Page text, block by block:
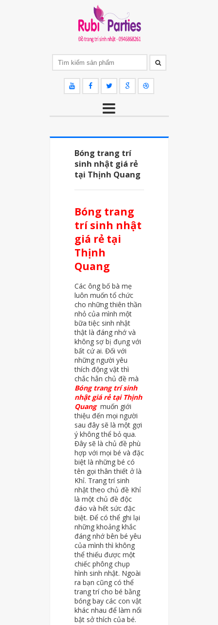
Bóng trang trí
sinh nhật giá rẻ
tại Thịnh Quang
Bóng trang
trí sinh nhật
giá rẻ tại
Thịnh
Quang
Các ông bố bà mẹ
luôn muốn tổ chức
cho những thiên thần
nhỏ của mình một
bữa tiệc sinh nhật
thật là đáng nhớ và
không sợ bị đụng với
bất cứ ai. Đối với
những người yêu
thích động vật thì
chắc hẳn chủ đề mà
Bóng trang trí sinh
nhật giá rẻ tại Thịnh
Quang muốn giới
thiệu đến mọi người
sau đây sẽ là một gợi
ý không thể bỏ qua.
Đây sẽ là chủ đề phù
hợp với mọi bé và đặc
biệt là những bé có
tên gọi thân thiết ở là
Khỉ. Trang trí sinh
nhật theo chủ đề Khỉ
là một chủ đề độc
đáo và hết sức đặc
biệt. Để có thể ghi lại
những khoảng khắc
đáng nhớ bên bé yêu
của mình thì không
thể thiếu được một
chiếc phông chụp
hình sinh nhật. Ngoài
ra bạn cũng có thể
trang trí cho bé bằng
bóng bay các con vật
khác nhau để làm nổi
bật sở thích của bé.